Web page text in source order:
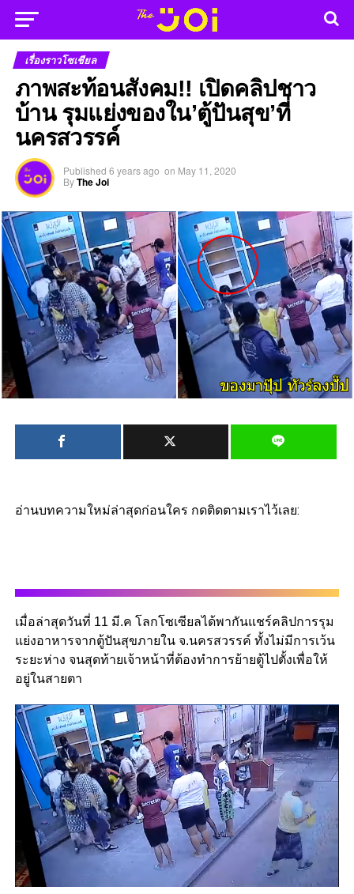
เรื่องราวโซเชียล
ภาพสะท้อนสังคม!! เปิดคลิปชาว
บ้าน รุมแย่งของใน’ตู้ปันสุข’ที่
นครสวรรค์
Published 6 years ago on May 11, 2020
ByThe Joi
อ่านบทความใหม่ล่าสุดก่อนใคร กดติดตามเราไว้เลย:
เมื่อล่าสุดวันที่ 11 มี.ค โลกโซเซียลได้พากันแชร์คลิปการรุม
แย่งอาหารจากตู้ปันสุขภายใน จ.นครสวรรค์ ทั้งไม่มีการเว้น
ระยะห่าง จนสุดท้ายเจ้าหน้าที่ต้องทำการย้ายตู้ไปตั้งเพื่อให้
อยู่ในสายตา